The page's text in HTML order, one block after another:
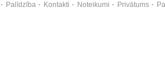
Palīdzība Kontakti Noteikumi Privātums